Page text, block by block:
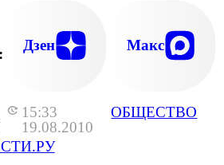
15:33
19.08.2010
ОБЩЕСТВО
300 МИЛЛИОНОВ
Дзен Макс